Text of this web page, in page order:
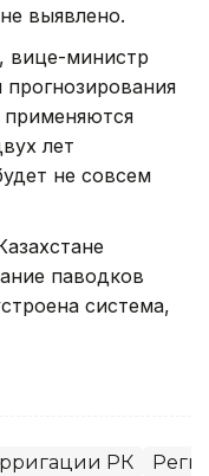
выявлено.
вице-министр
применяются
лет
не совсем
паводков
система,
РК